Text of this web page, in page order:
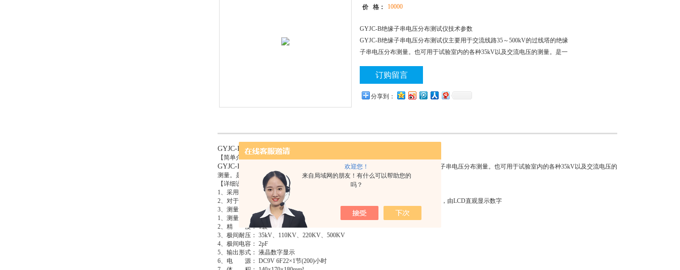
欢迎您！
来自局域网的朋友！有什么可以帮助您的
吗？
价 格： 10000
GYJC-B绝缘子串电压分布测试仪技术参数
GYJC-B绝缘子串电压分布测试仪主要用于交流线路35～500kV的过线塔的绝缘
子串电压分布测量。也可用于试验室内的各种35kV以及交流电压的测量。是一
订购留言
分享到：
GYJC-B绝缘子串电压分布测试仪
【简单介绍】
GYJC-B绝缘子串电压分布测试仪
主要用于交流线路35～500kV的过线塔的绝缘子串电压分布测量。也可用于试验室内的各种35kV以及交流电压的
测量。是一种理想的保障线路运行安全的检测仪表和带电作业辅助工具。
【详细说明】
1、采用了静电式结构，将被测电压变换成电场进行测量因而阻抗高
2、对于被测系统的影响zui小，被测出的信号经内部放大处理，zui后以电压值的形式，由LCD直观显示数字
3、测量时操作迅速，简单明了
1、测量范围： 35kV、110KV、220KV、500KV（任选电压等级）
2、精 度： 1级
3、极间耐压： 35kV、110KV、220KV、500KV
4、极间电容： 2pF
5、输出形式： 液晶数字显示
6、电 源： DC9V 6F22×1节(200)小时